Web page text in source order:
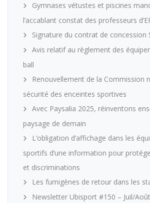
Gymnases vétustes et piscines
l’accablant constat des professeurs
Signature du contrat de concession
Avis relatif au règlement des
ball
Renouvellement de la Commission
sécurité des enceintes sportives
Avec Paysalia 2025, réinventons
paysage de demain
L’obligation d’affichage dans les
sportifs d’une information pour
et discriminations
Les fumigènes de retour dans les
Newsletter Ubisport #150 – Juil/